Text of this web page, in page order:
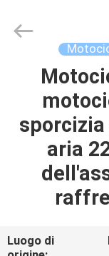
CASA
PRODOTTI
CIRCA
GIRO
Rongyao
Vehicle
aria
Luogo di